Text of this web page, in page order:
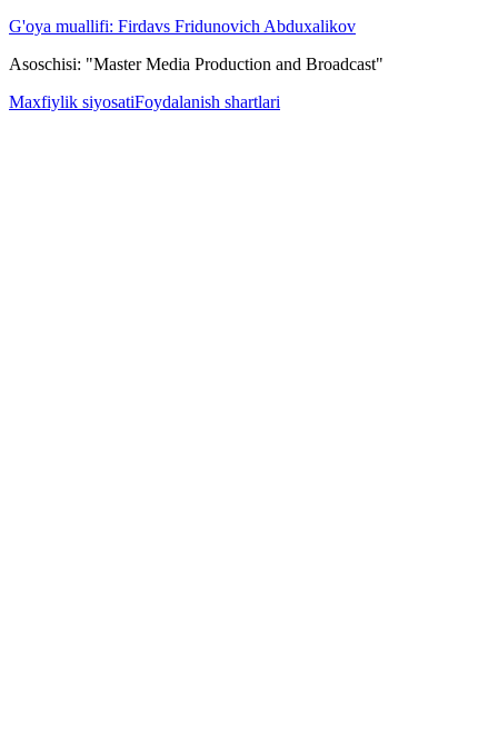
G'oya muallifi: Firdavs Fridunovich Abduxalikov
Asoschisi: "Master Media Production and Broadcast"
Maxfiylik siyosatiFoydalanish shartlari